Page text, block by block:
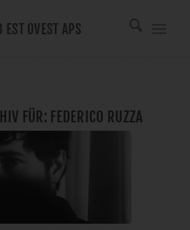
EST OVEST APS
FÜR: FEDERICO RUZZA